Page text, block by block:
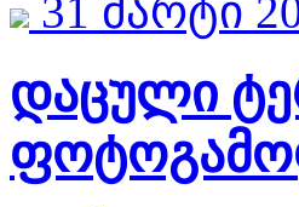
31 მარტი
დაცული